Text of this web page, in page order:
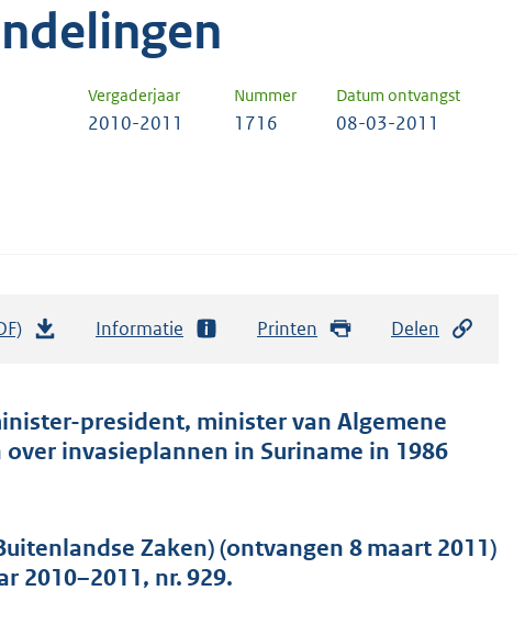
Vergaderjaar Nummer Datum ontvangst
2010-2011 1716 08-03-2011
t
a
s
g
Informatie Printen Delen
president, minister van Algemene
invasieplannen in Suriname in 1986
Zaken) (ontvangen 8 maart 2011)
2010–2011, nr. 929.